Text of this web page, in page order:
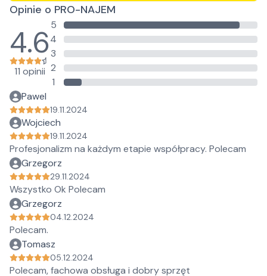
Opinie o PRO-NAJEM
4.6
11 opinii
5
4
3
2
1
Pawel
19.11.2024
Wojciech
19.11.2024
Profesjonalizm na każdym etapie współpracy. Polecam
Grzegorz
29.11.2024
Wszystko Ok Polecam
Grzegorz
04.12.2024
Polecam.
Tomasz
05.12.2024
Polecam, fachowa obsługa i dobry sprzęt